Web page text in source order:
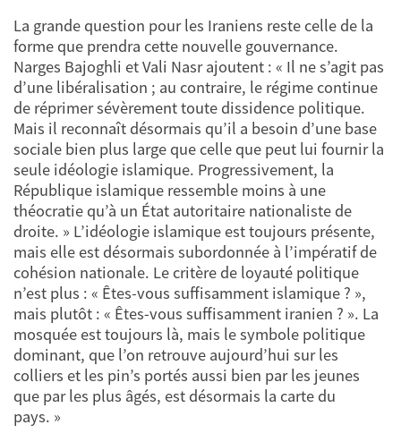
La grande question pour les Iraniens reste celle de la
forme que prendra cette nouvelle gouvernance.
Narges Bajoghli et Vali Nasr ajoutent : « Il ne s’agit pas
d’une libéralisation ; au contraire, le régime continue
de réprimer sévèrement toute dissidence politique.
Mais il reconnaît désormais qu’il a besoin d’une base
sociale bien plus large que celle que peut lui fournir la
seule idéologie islamique. Progressivement, la
République islamique ressemble moins à une
théocratie qu’à un État autoritaire nationaliste de
droite. » L’idéologie islamique est toujours présente,
mais elle est désormais subordonnée à l’impératif de
cohésion nationale. Le critère de loyauté politique
n’est plus : « Êtes-vous suffisamment islamique ? »,
mais plutôt : « Êtes-vous suffisamment iranien ? ». La
mosquée est toujours là, mais le symbole politique
dominant, que l’on retrouve aujourd’hui sur les
colliers et les pin’s portés aussi bien par les jeunes
que par les plus âgés, est désormais la carte du
pays. »